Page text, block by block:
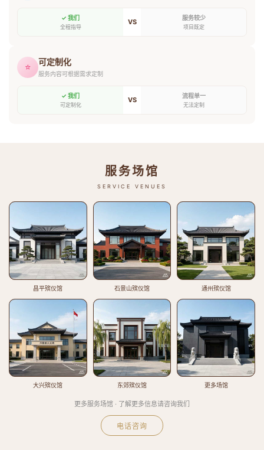
✓ 我们
全程指导
VS 服务较少
项目既定
⭐ 可定制化
服务内容可根据需求定制
✓ 我们
可定制化
VS 流程单一
无法定制
服务场馆
SERVICE VENUES
昌平殡仪馆 石景山殡仪馆 通州殡仪馆
大兴殡仪馆 东郊殡仪馆 更多场馆
更多服务场馆 · 了解更多信息请咨询我们
电话咨询